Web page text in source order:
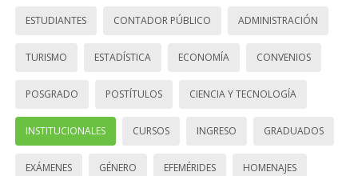
ESTUDIANTES CONTADOR PÚBLICO ADMINISTRACIÓN
TURISMO ESTADÍSTICA ECONOMÍA CONVENIOS
POSGRADO POSTÍTULOS CIENCIA Y TECNOLOGÍA
INSTITUCIONALES CURSOS INGRESO GRADUADOS
EXÁMENES GÉNERO EFEMÉRIDES HOMENAJES